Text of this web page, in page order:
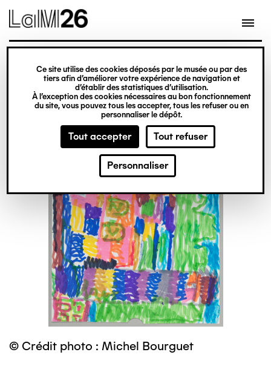
Gestion des cookies
Ce site utilise des cookies déposés par le musée ou par des
tiers afin d’améliorer votre expérience de navigation et
d’établir des statistiques d’utilisation.
À l’exception des cookies nécessaires au bon fonctionnement
du site, vous pouvez tous les accepter, tous les refuser ou en
personnaliser le dépôt.
Tout accepter Tout refuser
Personnaliser
contenu
© Crédit photo : Michel Bourguet